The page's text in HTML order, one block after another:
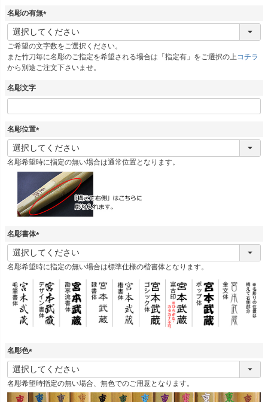
名彫の有無
(
必
須
)
ご希望の文字数をご選択ください。
また竹刀毎に名彫のご指定を希望される場合は「指定有」をご選択の上 コチラ
から別途ご注文下さいませ。
名彫文字
名彫位置
(
必
須
)
名彫希望時に指定の無い場合は通常位置となります。
名彫書体
(
必
須
名彫希望時に指定の無い場合は標準仕様の楷書体となります。
名彫色
(
必
須
名彫希望時指定の無い場合、無色でのご用意となります。